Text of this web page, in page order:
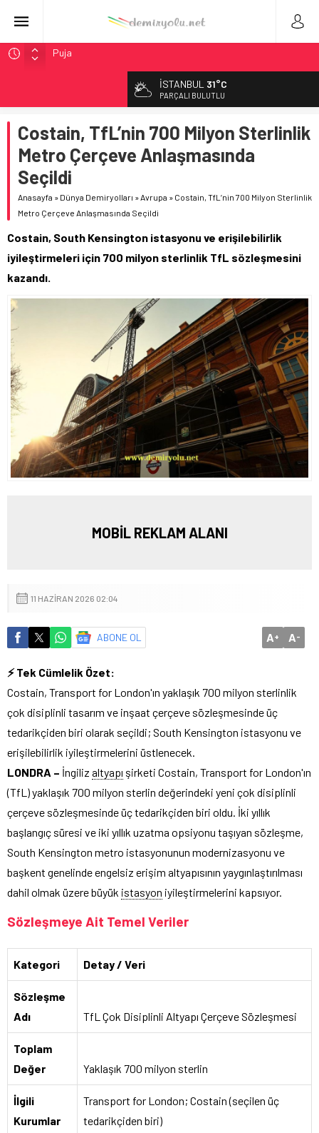
Chicago’da Metra Polisi BVLOS Drone’larla Müdahale
NJ Transit’ten Tarihi Bütçe: 46 Yılın Rekoru Onaylandı
Rocky Mountain, Güneş Enerjili Tesisten İlk Rayı Sevk Etti
AAR, MIT ve Berkeley Dahil 4 Üniversiteyle Araştırma
Konsorsiyumu Başlattı
Northern Railway Doğruladı: 308 Bin Rupiye Özel Vagonda
Puja
İSTANBUL 31°C
PARÇALI BULUTLU
Costain, TfL’nin 700 Milyon Sterlinlik
Metro Çerçeve Anlaşmasında
Seçildi
Anasayfa » Dünya Demiryolları »Avrupa » Costain, TfL’nin 700 Milyon Sterlinlik
Metro Çerçeve Anlaşmasında Seçildi
Costain, South Kensington istasyonu ve erişilebilirlik
iyileştirmeleri için 700 milyon sterlinlik TfL sözleşmesini
kazandı.
MOBİL REKLAM ALANI
11 HAZIRAN 2026 02:04
ABONE OL A+ A-
⚡ Tek Cümlelik Özet:
Costain, Transport for London'ın yaklaşık 700 milyon sterlinlik
çok disiplinli tasarım ve inşaat çerçeve sözleşmesinde üç
tedarikçiden biri olarak seçildi; South Kensington istasyonu ve
erişilebilirlik iyileştirmelerini üstlenecek.
LONDRA – İngiliz altyapı şirketi Costain, Transport for London'ın
(TfL) yaklaşık 700 milyon sterlin değerindeki yeni çok disiplinli
çerçeve sözleşmesinde üç tedarikçiden biri oldu. İki yıllık
başlangıç süresi ve iki yıllık uzatma opsiyonu taşıyan sözleşme,
South Kensington metro istasyonunun modernizasyonu ve
başkent genelinde engelsiz erişim altyapısının yaygınlaştırılması
dahil olmak üzere büyük istasyon iyileştirmelerini kapsıyor.
Sözleşmeye Ait Temel Veriler
Kategori Detay / Veri
Sözleşme
Adı
TfL Çok Disiplinli Altyapı Çerçeve Sözleşmesi
Toplam
Değer
Yaklaşık 700 milyon sterlin
İlgili
Kurumlar
Transport for London; Costain (seçilen üç
tedarikçiden biri)